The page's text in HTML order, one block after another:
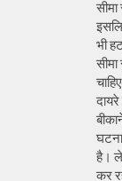
भी
है।
कर